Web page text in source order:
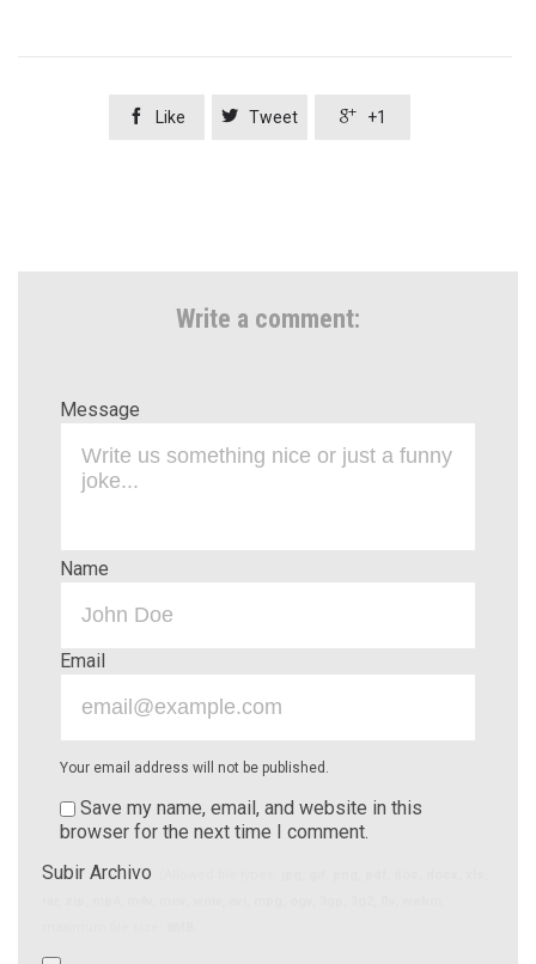
 Like  Tweet  +1
Write a comment:
Message
Name
Email
Your email address will not be published.
Save my name, email, and website in this
browser for the next time I comment.
Subir Archivo